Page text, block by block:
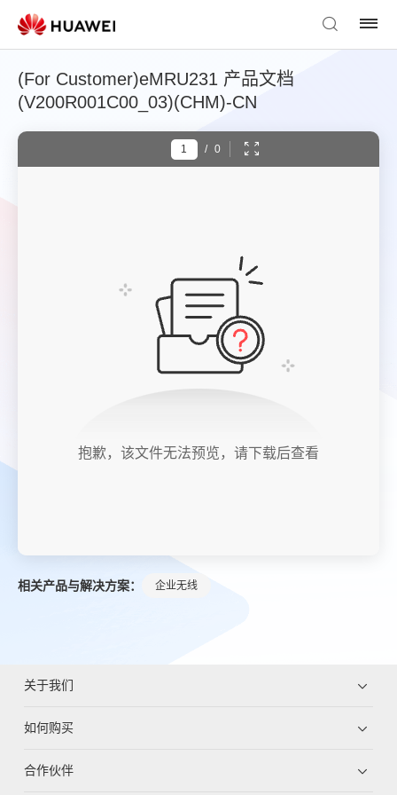
(For Customer)eMRU231 产品文档
(V200R001C00_03)(CHM)-CN
相关产品与解决方案： 企业无线
/ 0
抱歉，该文件无法预览，请下载后查看
关于我们
如何购买
合作伙伴